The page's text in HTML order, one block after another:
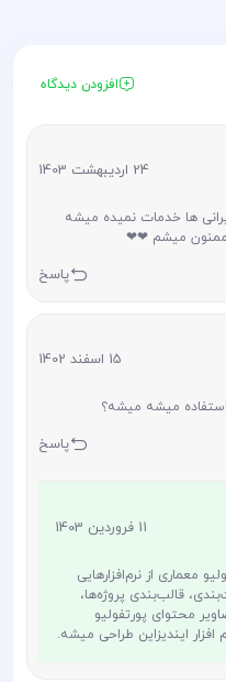
افزودن دیدگاه
24 اردیبهشت 1403
ها خدمات نمیده میشه
ممنون میشم ❤❤
پاسخ
15 اسفند 1402
استفاده میشه میشه؟
پاسخ
11 فروردین 1403
معماری از نرم‌افزارهایی
قالب‌بندی پروژه‌ها،
محتوای پورتفولیو
افزار ایندیزاین طراحی میشه.